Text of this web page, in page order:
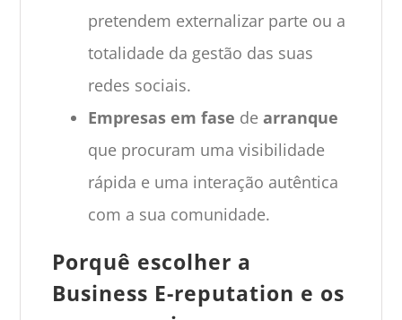
pretendem externalizar parte ou a
totalidade da gestão das suas
redes sociais.
Empresas em fase de arranque
que procuram uma visibilidade
rápida e uma interação autêntica
com a sua comunidade.
Porquê escolher a
Business E-reputation e os